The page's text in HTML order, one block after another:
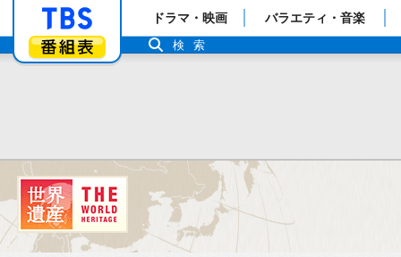
「TBSテレビ」トップページ
番組表
ドラマ・映画 バラエティ・音楽
検索